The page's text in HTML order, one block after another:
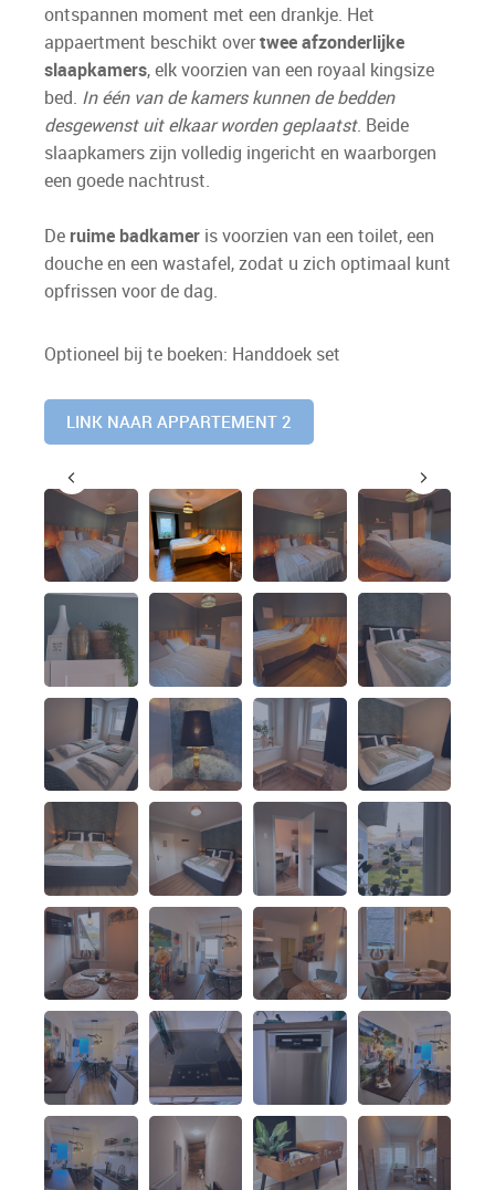
ontspannen moment met een drankje. Het
appaertment beschikt overtwee afzonderlijke
slaapkamers, elk voorzien van een royaal kingsize
bed. In één van de kamers kunnen de bedden
desgewenst uit elkaar worden geplaatst. Beide
slaapkamers zijn volledig ingericht en waarborgen
een goede nachtrust.
De ruime badkamer is voorzien van een toilet, een
douche en een wastafel, zodat u zich optimaal kunt
opfrissen voor de dag.
Optioneel bij te boeken: Handdoek set
LINK NAAR APPARTEMENT 2